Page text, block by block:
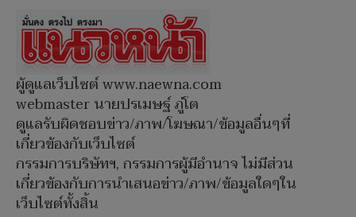
ผู้ดูแลเว็บไซต์ www.naewna.com
webmaster นายปรเมษฐ์ ภู่โต
ดูแลรับผิดชอบข่าว/ภาพ/โฆษณา/ข้อมูลอื่นๆที่
เกี่ยวข้องกับเว็บไซต์
กรรมการบริษัทฯ, กรรมการผู้มีอำนาจ ไม่มีส่วน
เกี่ยวข้องกับการนำเสนอข่าว/ภาพ/ข้อมูลใดๆใน
เว็บไซต์ทั้งสิ้น